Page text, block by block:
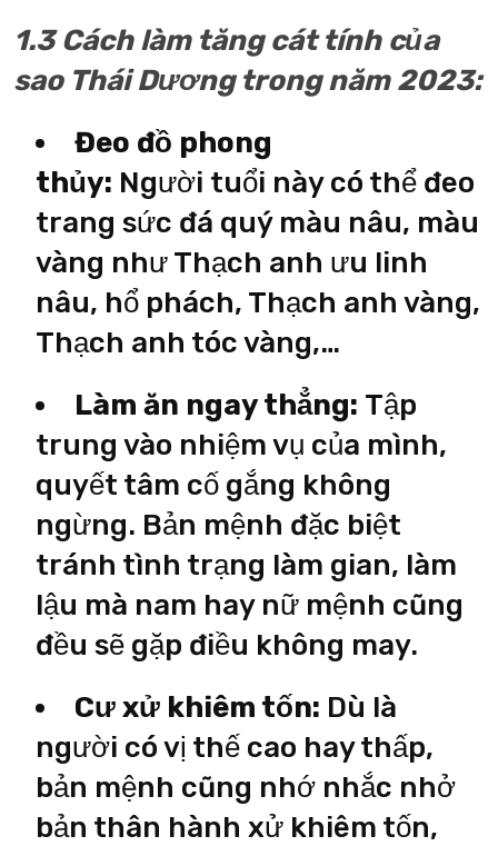
1.3 Cách làm tăng cát tính của
sao Thái Dương trong năm 2023:
Đeo đồ phong
thủy: Người tuổi này có thể đeo
trang sức đá quý màu nâu, màu
vàng như Thạch anh ưu linh
nâu, hổ phách, Thạch anh vàng,
Thạch anh tóc vàng,…
Làm ăn ngay thẳng: Tập
trung vào nhiệm vụ của mình,
quyết tâm cố gắng không
ngừng. Bản mệnh đặc biệt
tránh tình trạng làm gian, làm
lậu mà nam hay nữ mệnh cũng
đều sẽ gặp điều không may.
Cư xử khiêm tốn: Dù là
người có vị thế cao hay thấp,
bản mệnh cũng nhớ nhắc nhở
bản thân hành xử khiêm tốn,